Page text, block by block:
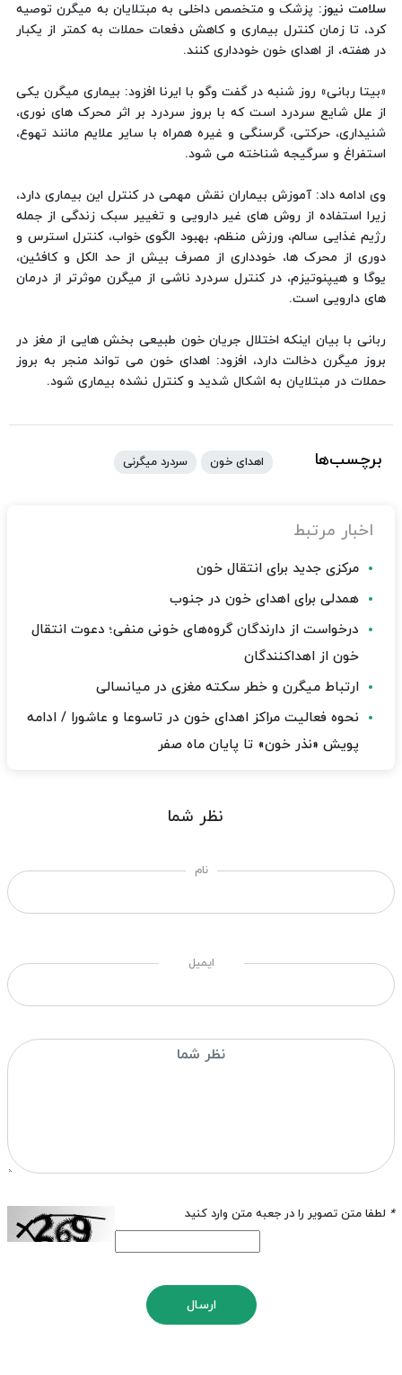
سلامت نیوز: پزشک و متخصص داخلی به مبتلایان به میگرن توصیه
کرد، تا زمان کنترل بیماری و کاهش دفعات حملات به کمتر از یکبار
در هفته، از اهدای خون خودداری کنند.
«بیتا ربانی» روز شنبه در گفت وگو با ایرنا افزود: بیماری میگرن یکی
از علل شایع سردرد است که با بروز سردرد بر اثر محرک های نوری،
شنیداری، حرکتی، گرسنگی و غیره همراه با سایر علایم مانند تهوع،
استفراغ و سرگیجه شناخته می شود.
وی ادامه داد: آموزش بیماران نقش مهمی در کنترل این بیماری دارد،
زیرا استفاده از روش های غیر دارویی و تغییر سبک زندگی از جمله
رژیم غذایی سالم، ورزش منظم، بهبود الگوی خواب، کنترل استرس و
دوری از محرک ها، خودداری از مصرف بیش از حد الکل و کافئین،
یوگا و هیپنوتیزم، در کنترل سردرد ناشی از میگرن موثرتر از درمان
های دارویی است.
ربانی با بیان اینکه اختلال جریان خون طبیعی بخش هایی از مغز در
بروز میگرن دخالت دارد، افزود: اهدای خون می تواند منجر به بروز
حملات در مبتلایان به اشکال شدید و کنترل نشده بیماری شود.
برچسب‌ها اهدای خون سردرد میگرنی
اخبار مرتبط
مرکزی جدید برای انتقال خون
همدلی برای اهدای خون در جنوب
درخواست از دارندگان گروه‌های خونی منفی؛ دعوت انتقال
خون از اهداکنندگان
ارتباط میگرن و خطر سکته مغزی در میانسالی
نحوه فعالیت مراکز اهدای خون در تاسوعا و عاشورا / ادامه
پویش «نذر خون» تا پایان ماه صفر
نظر شما
نام
ایمیل
* لطفا متن تصویر را در جعبه متن وارد کنید
ارسال